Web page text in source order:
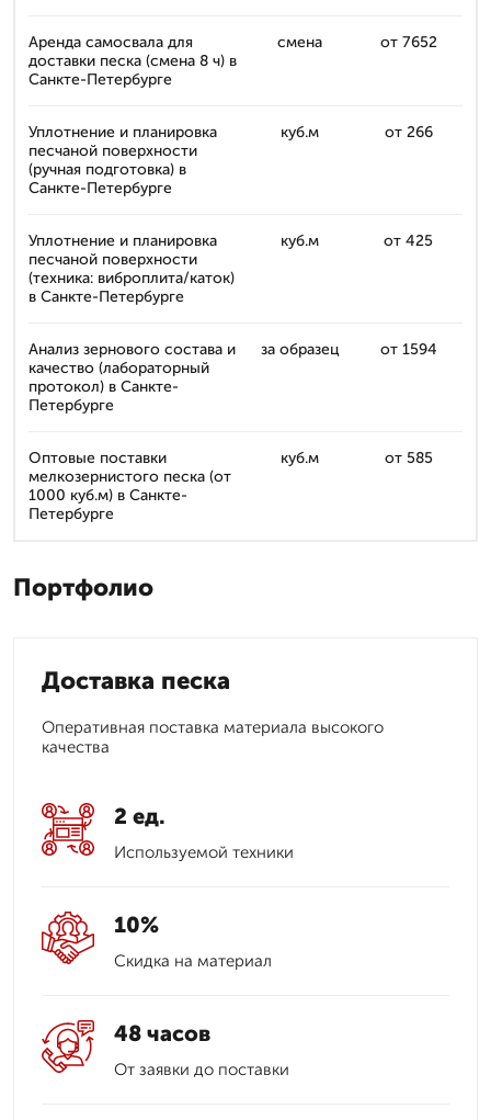
Аренда самосвала для
доставки песка (смена 8 ч) в
Санкте-Петербурге
смена от 7652
Уплотнение и планировка
песчаной поверхности
(ручная подготовка) в
Санкте-Петербурге
куб.м от 266
Уплотнение и планировка
песчаной поверхности
(техника: виброплита/каток)
в Санкте-Петербурге
куб.м от 425
Анализ зернового состава и
качество (лабораторный
протокол) в Санкте-
Петербурге
за образец от 1594
Оптовые поставки
мелкозернистого песка (от
1000 куб.м) в Санкте-
Петербурге
куб.м от 585
Портфолио
Доставка песка
Оперативная поставка материала высокого
качества
2 ед.
Используемой техники
10%
Скидка на материал
48 часов
От заявки до поставки